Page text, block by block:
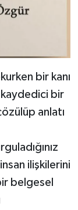
bir kanı
bir
anlatı
ilişkilerini
belgesel